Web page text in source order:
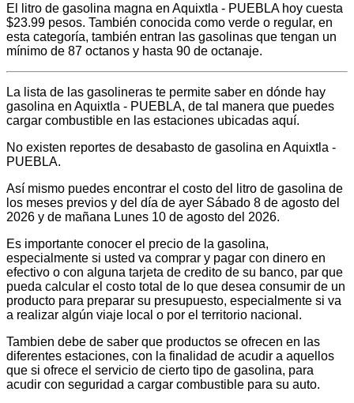
El litro de gasolina magna en Aquixtla - PUEBLA hoy cuesta
$23.99 pesos. También conocida como verde o regular, en
esta categoría, también entran las gasolinas que tengan un
mínimo de 87 octanos y hasta 90 de octanaje.
La lista de las gasolineras te permite saber en dónde hay
gasolina en Aquixtla - PUEBLA, de tal manera que puedes
cargar combustible en las estaciones ubicadas aquí.
No existen reportes de desabasto de gasolina en Aquixtla -
PUEBLA.
Así mismo puedes encontrar el costo del litro de gasolina de
los meses previos y del día de ayer Sábado 8 de agosto del
2026 y de mañana Lunes 10 de agosto del 2026.
Es importante conocer el precio de la gasolina,
especialmente si usted va comprar y pagar con dinero en
efectivo o con alguna tarjeta de credito de su banco, par que
pueda calcular el costo total de lo que desea consumir de un
producto para preparar su presupuesto, especialmente si va
a realizar algún viaje local o por el territorio nacional.
Tambien debe de saber que productos se ofrecen en las
diferentes estaciones, con la finalidad de acudir a aquellos
que si ofrece el servicio de cierto tipo de gasolina, para
acudir con seguridad a cargar combustible para su auto.